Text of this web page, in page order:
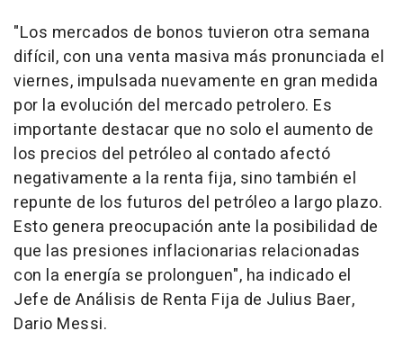
"Los mercados de bonos tuvieron otra semana
difícil, con una venta masiva más pronunciada el
viernes, impulsada nuevamente en gran medida
por la evolución del mercado petrolero. Es
importante destacar que no solo el aumento de
los precios del petróleo al contado afectó
negativamente a la renta fija, sino también el
repunte de los futuros del petróleo a largo plazo.
Esto genera preocupación ante la posibilidad de
que las presiones inflacionarias relacionadas
con la energía se prolonguen", ha indicado el
Jefe de Análisis de Renta Fija de Julius Baer,
Dario Messi.